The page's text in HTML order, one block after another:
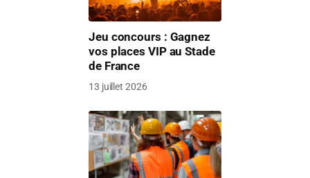
Jeu concours : Gagnez
vos places VIP au Stade
de France
13 juillet 2026